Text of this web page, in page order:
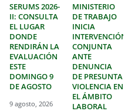
SERUMS 2026-
II: CONSULTA
EL LUGAR
DONDE
RENDIRÁN LA
EVALUACIÓN
ESTE
DOMINGO 9
DE AGOSTO
9 agosto, 2026
MINISTERIO
DE TRABAJO
INICIA
INTERVENCIÓN
CONJUNTA
ANTE
DENUNCIA
DE PRESUNTA
VIOLENCIA EN
EL ÁMBITO
LABORAL